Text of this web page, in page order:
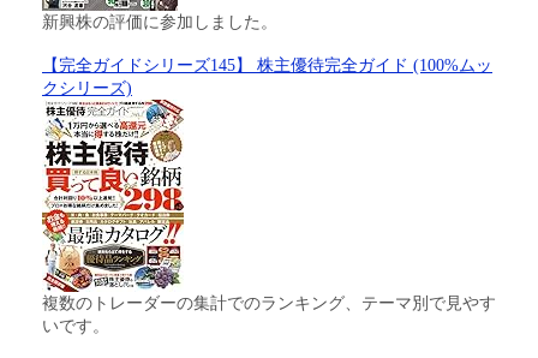
新興株の評価に参加しました。
【完全ガイドシリーズ145】 株主優待完全ガイド (100%ムッ
クシリーズ)
複数のトレーダーの集計でのランキング、テーマ別で見やす
いです。